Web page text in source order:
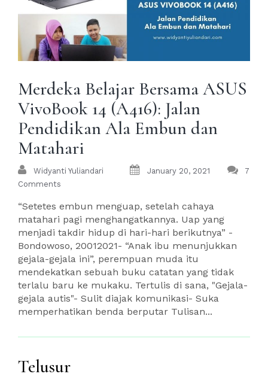
Merdeka Belajar Bersama ASUS
VivoBook 14 (A416): Jalan
Pendidikan Ala Embun dan
Matahari
Widyanti Yuliandari January 20, 2021
7
Comments
“Setetes embun menguap, setelah cahaya
matahari pagi menghangatkannya. Uap yang
menjadi takdir hidup di hari-hari berikutnya” -
Bondowoso, 20012021- “Anak ibu menunjukkan
gejala-gejala ini”, perempuan muda itu
mendekatkan sebuah buku catatan yang tidak
terlalu baru ke mukaku. Tertulis di sana, "Gejala-
gejala autis"- Sulit diajak komunikasi- Suka
memperhatikan benda berputar Tulisan...
Telusur